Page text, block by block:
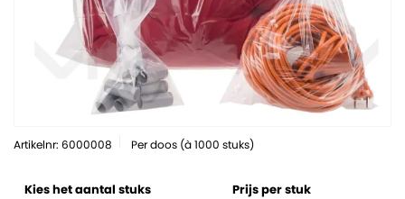
Artikelnr: 6000008 Per doos (à 1000 stuks)
Kies het aantal stuks Prijs per stuk